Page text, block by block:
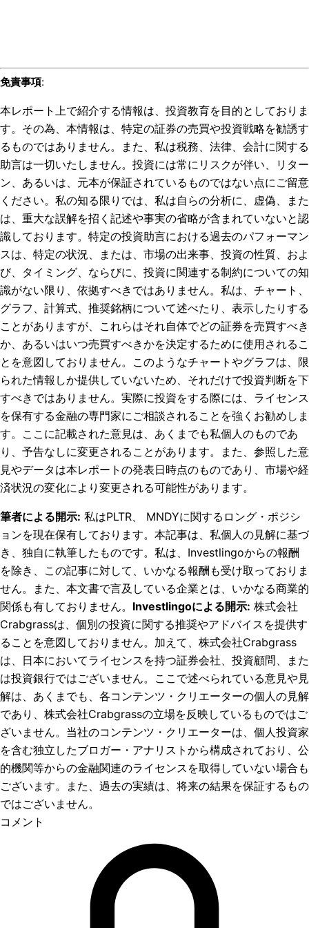
免責事項:
本レポート上で紹介する情報は、投資教育を目的としておりま
す。その為、本情報は、特定の証券の売買や投資戦略を勧誘す
るものではありません。また、私は税務、法律、会計に関する
助言は一切いたしません。投資には常にリスクが伴い、リター
ン、あるいは、元本が保証されているものではない点にご留意
ください。私の知る限りでは、私は自らの分析に、虚偽、また
は、重大な誤解を招く記述や事実の省略が含まれていないと認
識しております。特定の投資助言における過去のパフォーマン
スは、特定の状況、または、市場の出来事、投資の性質、およ
び、タイミング、ならびに、投資に関連する制約についての知
識がない限り、依拠すべきではありません。私は、チャート、
グラフ、計算式、推奨銘柄について述べたり、表示したりする
ことがありますが、これらはそれ自体でどの証券を売買すべき
か、あるいはいつ売買すべきかを決定するために使用されるこ
とを意図しておりません。このようなチャートやグラフは、限
られた情報しか提供していないため、それだけで投資判断を下
すべきではありません。実際に投資をする際には、ライセンス
を保有する金融の専門家にご相談されることを強くお勧めしま
す。ここに記載された意見は、あくまでも私個人のものであ
り、予告なしに変更されることがあります。また、参照した意
見やデータは本レポートの発表日時点のものであり、市場や経
済状況の変化により変更される可能性があります。
筆者による開示: 私はPLTR、 MNDYに関するロング・ポジシ
ョンを現在保有しております。 本記事は、私個人の見解に基づ
き、独自に執筆したものです。私は、Investlingoからの報酬
を除き、この記事に対して、いかなる報酬も受け取っておりま
せん。また、本文書で言及している企業とは、いかなる商業的
関係も有しておりません。 Investlingoによる開示: 株式会社
Crabgrassは、個別の投資に関する推奨やアドバイスを提供す
ることを意図しておりません。加えて、株式会社Crabgrass
は、日本においてライセンスを持つ証券会社、投資顧問、また
は投資銀行ではございません。ここで述べられている意見や見
解は、あくまでも、各コンテンツ・クリエーターの個人の見解
であり、株式会社Crabgrassの立場を反映しているものではご
ざいません。当社のコンテンツ・クリエーターは、個人投資家
を含む独立したブロガー・アナリストから構成されており、公
的機関等からの金融関連のライセンスを取得していない場合も
ございます。また、過去の実績は、将来の結果を保証するもの
ではございません。
コメント